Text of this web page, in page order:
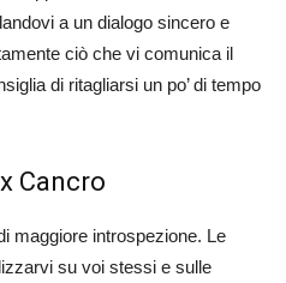
a un dialogo sincero e
ciò che vi comunica il
di ritagliarsi un po’ di tempo
Cancro
maggiore introspezione. Le
su voi stessi e sulle